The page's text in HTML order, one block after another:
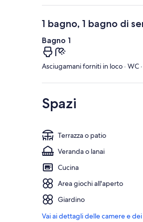
1 bagno, 1 bagno di
Bagno 1
Asciugamani forniti in loco · WC
Spazi
Terrazza o patio
Veranda o lanai
Cucina
Area giochi all'aperto
Giardino
Vai ai dettagli delle camere e